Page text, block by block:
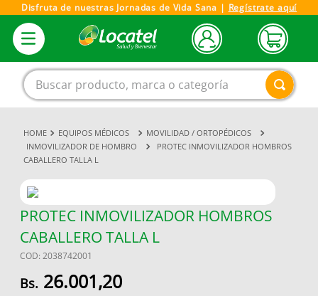
Disfruta de nuestras Jornadas de Vida Sana | Regístrate aquí
Buscar producto, marca o categoría
EQUIPOS MÉDICOS
MOVILIDAD / ORTOPÉDICOS
INMOVILIZADOR DE HOMBRO
PROTEC INMOVILIZADOR HOMBROS
CABALLERO TALLA L
PROTEC INMOVILIZADOR HOMBROS
CABALLERO TALLA L
COD: 2038742001
26.001,20
1.
magnesio
2.
omega 3
3 .
4.
vitamina c
5.
vitamina
6.
linezolid
7.
champu